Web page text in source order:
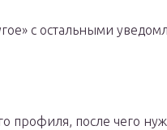
с остальными
профиля, после чего